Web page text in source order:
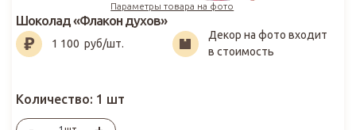
Параметры товара на фото
1 100₽
Шоколад «Флакон духов»
1 100 руб/шт.
Декор на фото входит
в стоимость
Количество: 1 шт